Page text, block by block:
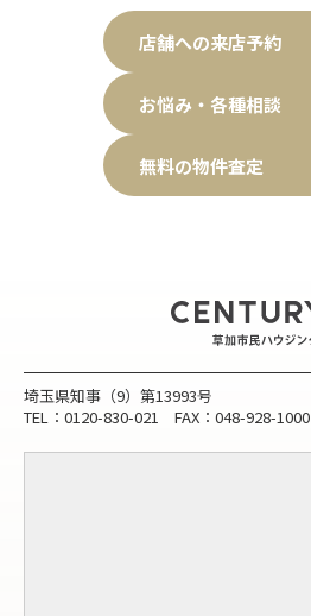
店舗への来店予約
お悩み・各種相談
無料の物件査定
埼玉県知事（9）第13993号
TEL：0120-830-021 FAX：048-928-1000